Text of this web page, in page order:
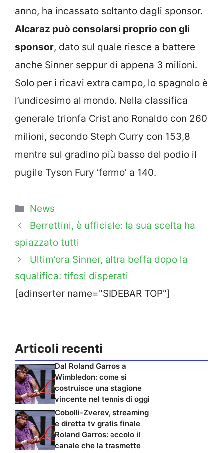
anno, ha incassato soltanto dagli sponsor.
Alcaraz può consolarsi proprio con gli
sponsor, dato sul quale riesce a battere
anche Sinner seppur di appena 3 milioni.
Solo per i ricavi extra campo, lo spagnolo è
l’undicesimo al mondo. Nella classifica
generale trionfa Cristiano Ronaldo con 260
milioni, secondo Steph Curry con 153,8
mentre sul gradino più basso del podio il
pugile Tyson Fury ‘fermo’ a 140.
Categorie
News
Berrettini, è ufficiale: la sua scelta ha
spiazzato tutti
Ultim’ora Sinner, altra beffa dopo la
squalifica: tifosi disperati
[adinserter name="SIDEBAR TOP"]
Articoli recenti
Dal Roland Garros a
Wimbledon: come si
costruisce una stagione
vincente nel tennis di oggi
Cobolli-Zverev, streaming
e diretta tv gratis finale
Roland Garros: eccolo il
canale che la trasmette